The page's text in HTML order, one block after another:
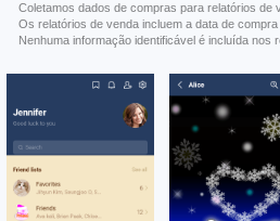
Coletamos dados de compras para relatórios de
Os relatórios de venda incluem a data de
Nenhuma informação identificável é incluída nos